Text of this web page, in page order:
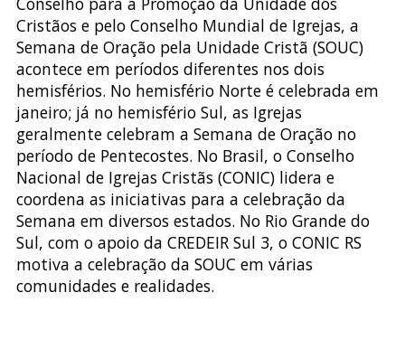
Cristãos e pelo Conselho Mundial de Igrejas, a
Semana de Oração pela Unidade Cristã (SOUC)
acontece em períodos diferentes nos dois
hemisférios. No hemisfério Norte é celebrada em
janeiro; já no hemisfério Sul, as Igrejas
geralmente celebram a Semana de Oração no
período de Pentecostes. No Brasil, o Conselho
Nacional de Igrejas Cristãs (CONIC) lidera e
coordena as iniciativas para a celebração da
Semana em diversos estados. No Rio Grande do
Sul, com o apoio da CREDEIR Sul 3, o CONIC RS
motiva a celebração da SOUC em várias
comunidades e realidades.